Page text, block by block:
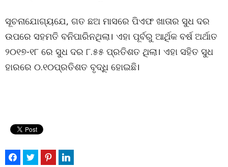
ସୂଚନାଯୋଗ୍ୟଯେ, ଗତ ଛଅ ମାସରେ ପିଏଫ ଖାତାର ସୁଧ ଦର
ଉପରେ ସହମତି ବନିପାରିନଥିଲା। ଏହା ପୂର୍ବରୁ ଆର୍ଥିକ ବର୍ଷ ଅର୍ଥାତ
୨୦୧୭-୧୮ ରେ ସୁଧ ଦର ୮.୫୫ ପ୍ରତିଶତ ଥିଲା। ଏହା ସହିତ ସୁଧ
ହାରରେ ୦.୧୦ପ୍ରତିଶତ ବୃଦ୍ଧି ହୋଇଛି।